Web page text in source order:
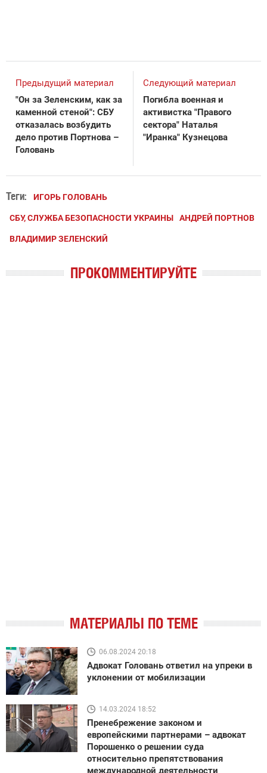
Предыдущий материал
"Он за Зеленским, как за
каменной стеной": СБУ
отказалась возбудить
дело против Портнова –
Головань
Следующий материал
Погибла военная и
активистка "Правого
сектора" Наталья
"Иранка" Кузнецова
Теги: ИГОРЬ ГОЛОВАНЬ
СБУ, СЛУЖБА БЕЗОПАСНОСТИ УКРАИНЫ АНДРЕЙ ПОРТНОВ
ВЛАДИМИР ЗЕЛЕНСКИЙ
ПРОКОММЕНТИРУЙТЕ
МАТЕРИАЛЫ ПО ТЕМЕ
06.08.2024 20:18
Адвокат Головань ответил на упреки в
уклонении от мобилизации
14.03.2024 18:52
Пренебрежение законом и
европейскими партнерами – адвокат
Порошенко о решении суда
относительно препятствования
международной деятельности